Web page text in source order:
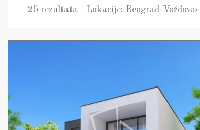
25 rezultata - Lokacije: Beograd-Voždovac